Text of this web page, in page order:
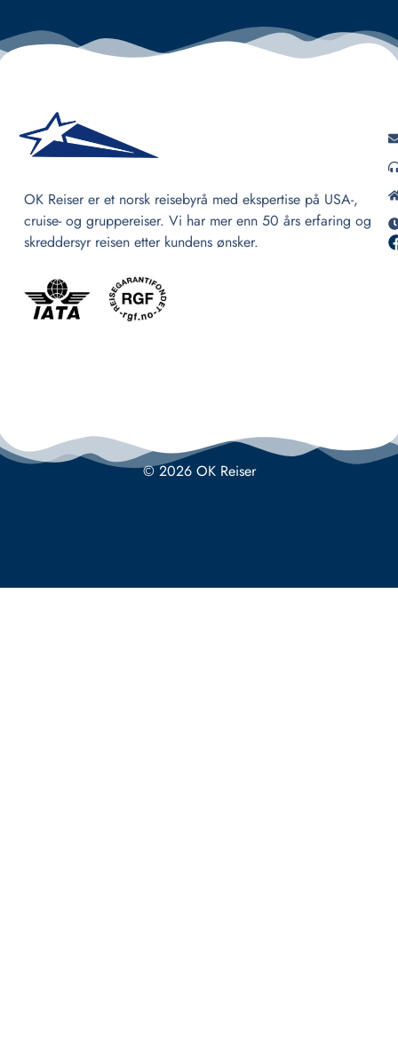
OK Reiser er et norsk reisebyrå med ekspertise på USA-,
cruise- og gruppereiser. Vi har mer enn 50 års erfaring og
skreddersyr reisen etter kundens ønsker.
© 2026 OK Reiser